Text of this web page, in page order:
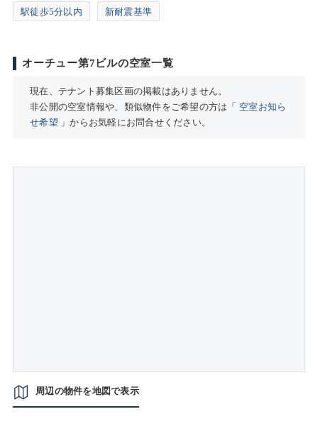
駅徒歩5分以内 新耐震基準
オーチュー第7ビルの空室一覧
現在、テナント募集区画の掲載はありません。
非公開の空室情報や、類似物件をご希望の方は「 空室お知ら
せ希望 」からお気軽にお問合せください。
周辺の物件を地図で表示